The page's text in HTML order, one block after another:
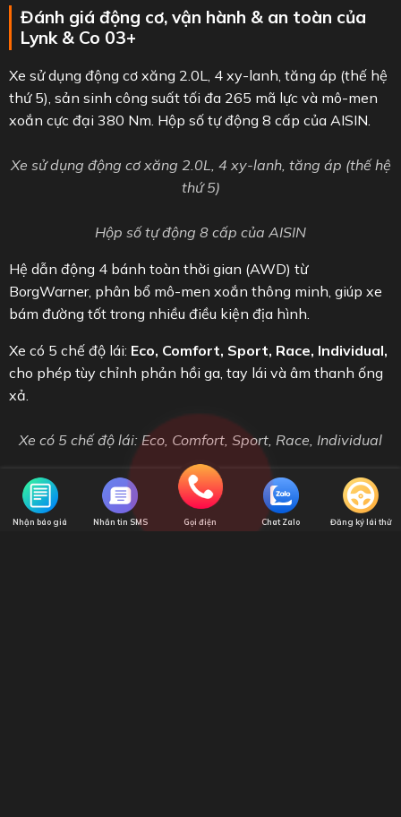
Ngoài ra xe còn có các tiện ích khác như: Cửa sổ trời toàn
cảnh, sạc không dây, kết nối Apple CarPlay/Android Auto.
Đánh giá động cơ, vận hành & an toàn của
Xe sử dụng động cơ xăng 2.0L, 4 xy-lanh, tăng áp (thế hệ
thứ 5), sản sinh công suất tối đa 265 mã lực và mô-men
Nhận báo giá Nhắn tin SMS Gọi điện Chat Zalo Đăng ký lái thử